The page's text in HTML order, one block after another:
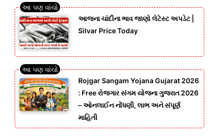
આજના ચાંદીના ભાવ જાણો લેટેસ્ટ અપડેટ |
Silvar Price Today
Rojgar Sangam Yojana Gujarat 2026
: Free રોજગાર સંગમ યોજના ગુજરાત 2026
– ઓનલાઈન નોંધણી, લાભ અને સંપૂર્ણ
માહિતી